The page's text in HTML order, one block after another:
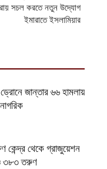
সচল করতে নতুন উদ্যোগ
ইমারাতে ইসলামিয়ার
জান্তার ৬৬ হামলায়
কেন্দ্র থেকে গ্রাজুয়েশন
৩৮৩ তরুণ